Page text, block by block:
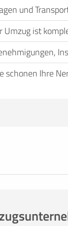
und
Umzug ist
schonen Ihre
wie